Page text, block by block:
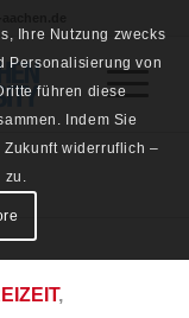
,
Ihre Nutzung zwecks
Personalisierung von
führen diese
Indem Sie
widerruflich –